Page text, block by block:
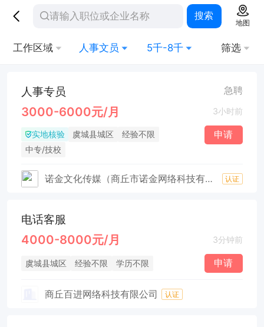
搜索
地图
工作区域 人事文员 5千-8千 筛选
人事专员 急聘
3000-6000元/月 3小时前
实地核验 虞城县城区
经验不限
中专/技校
申请
诺金文化传媒（商丘市诺金网络科技有限公司） 认证
电话客服
4000-8000元/月 3分钟前
虞城县城区 经验不限 学历不限 申请
商丘百进网络科技有限公司 认证